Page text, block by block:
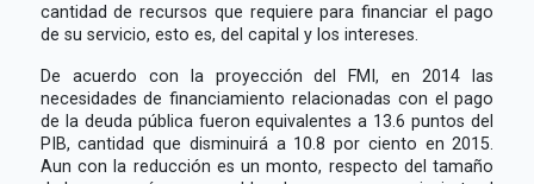
cantidad de recursos que requiere para financiar el pago
de su servicio, esto es, del capital y los intereses.
De acuerdo con la proyección del FMI, en 2014 las
necesidades de financiamiento relacionadas con el pago
de la deuda pública fueron equivalentes a 13.6 puntos del
PIB, cantidad que disminuirá a 10.8 por ciento en 2015.
Aun con la reducción es un monto, respecto del tamaño